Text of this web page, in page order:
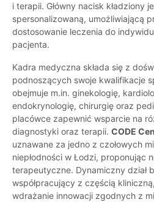
i terapii. Główny nacisk kładziony
spersonalizowaną, umożliwiającą
dostosowanie leczenia do
pacjenta.
Kadra medyczna składa się z
podnoszących swoje kwalifikacje
obejmuje m.in. ginekologię,
endokrynologię, chirurgię oraz
placówce zapewnić wsparcie na
diagnostyki oraz terapii. CODE
uznawane za jedno z czołowych
niepłodności w Łodzi, proponując
terapeutyczne. Dynamiczny dział
współpracujący z częścią
wdrażanie innowacji zgodnych z